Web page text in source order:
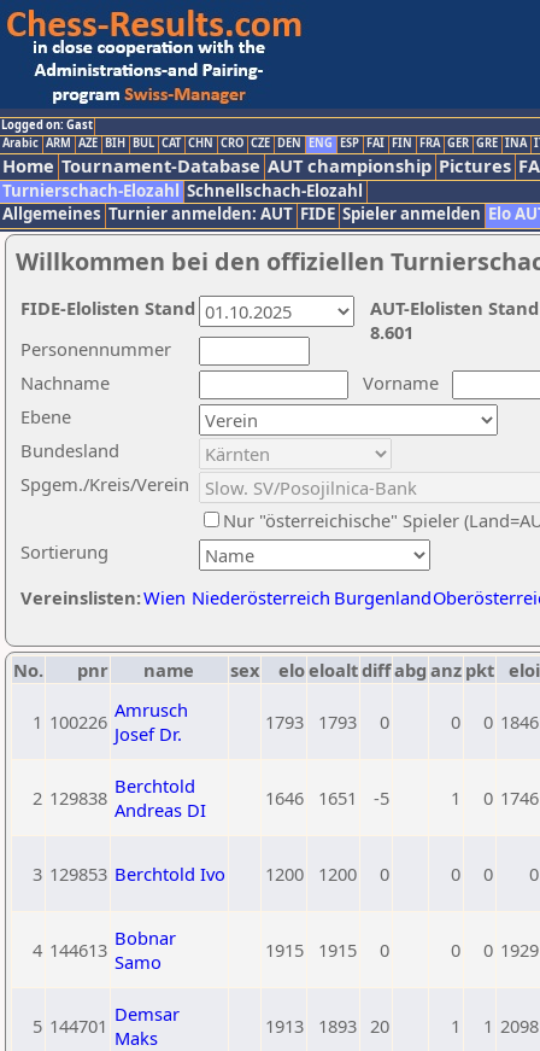
Logged on: Gast
Arabic ARM AZE BIH BUL CAT CHN CRO CZE DEN ENG ESP FAI FIN FRA GER GRE INA
Home Tournament-Database AUT championship Pictures
Turnierschach-Elozahl Schnellschach-Elozahl
Allgemeines Turnier anmelden: AUT FIDE Spieler anmelden Elo
Willkommen bei den offiziellen
Nachname
Vorname
Ebene
Sortierung
Personennummer
Bundesland
Spgem./Kreis/Verein
Nur "österreichische" Spieler
Vereinslisten:Wien Niederösterreich Burgenland
AUT-Elolisten
8.601
FIDE-Elolisten Stand
No. pnr name sex eloeloaltdiffabg anz pkt eloi
1 100226 Amrusch
Josef Dr.
1793 1793 0 0 0 1846
2 129838 Berchtold
Andreas DI
1646 1651 -5 1 0 1746
3 129853 Berchtold Ivo 1200 1200 0 0 0 0
4 144613 Bobnar
Samo
1915 1915 0 0 0 1929
5 144701 Demsar
Maks
1913 1893 20 1 1 2098